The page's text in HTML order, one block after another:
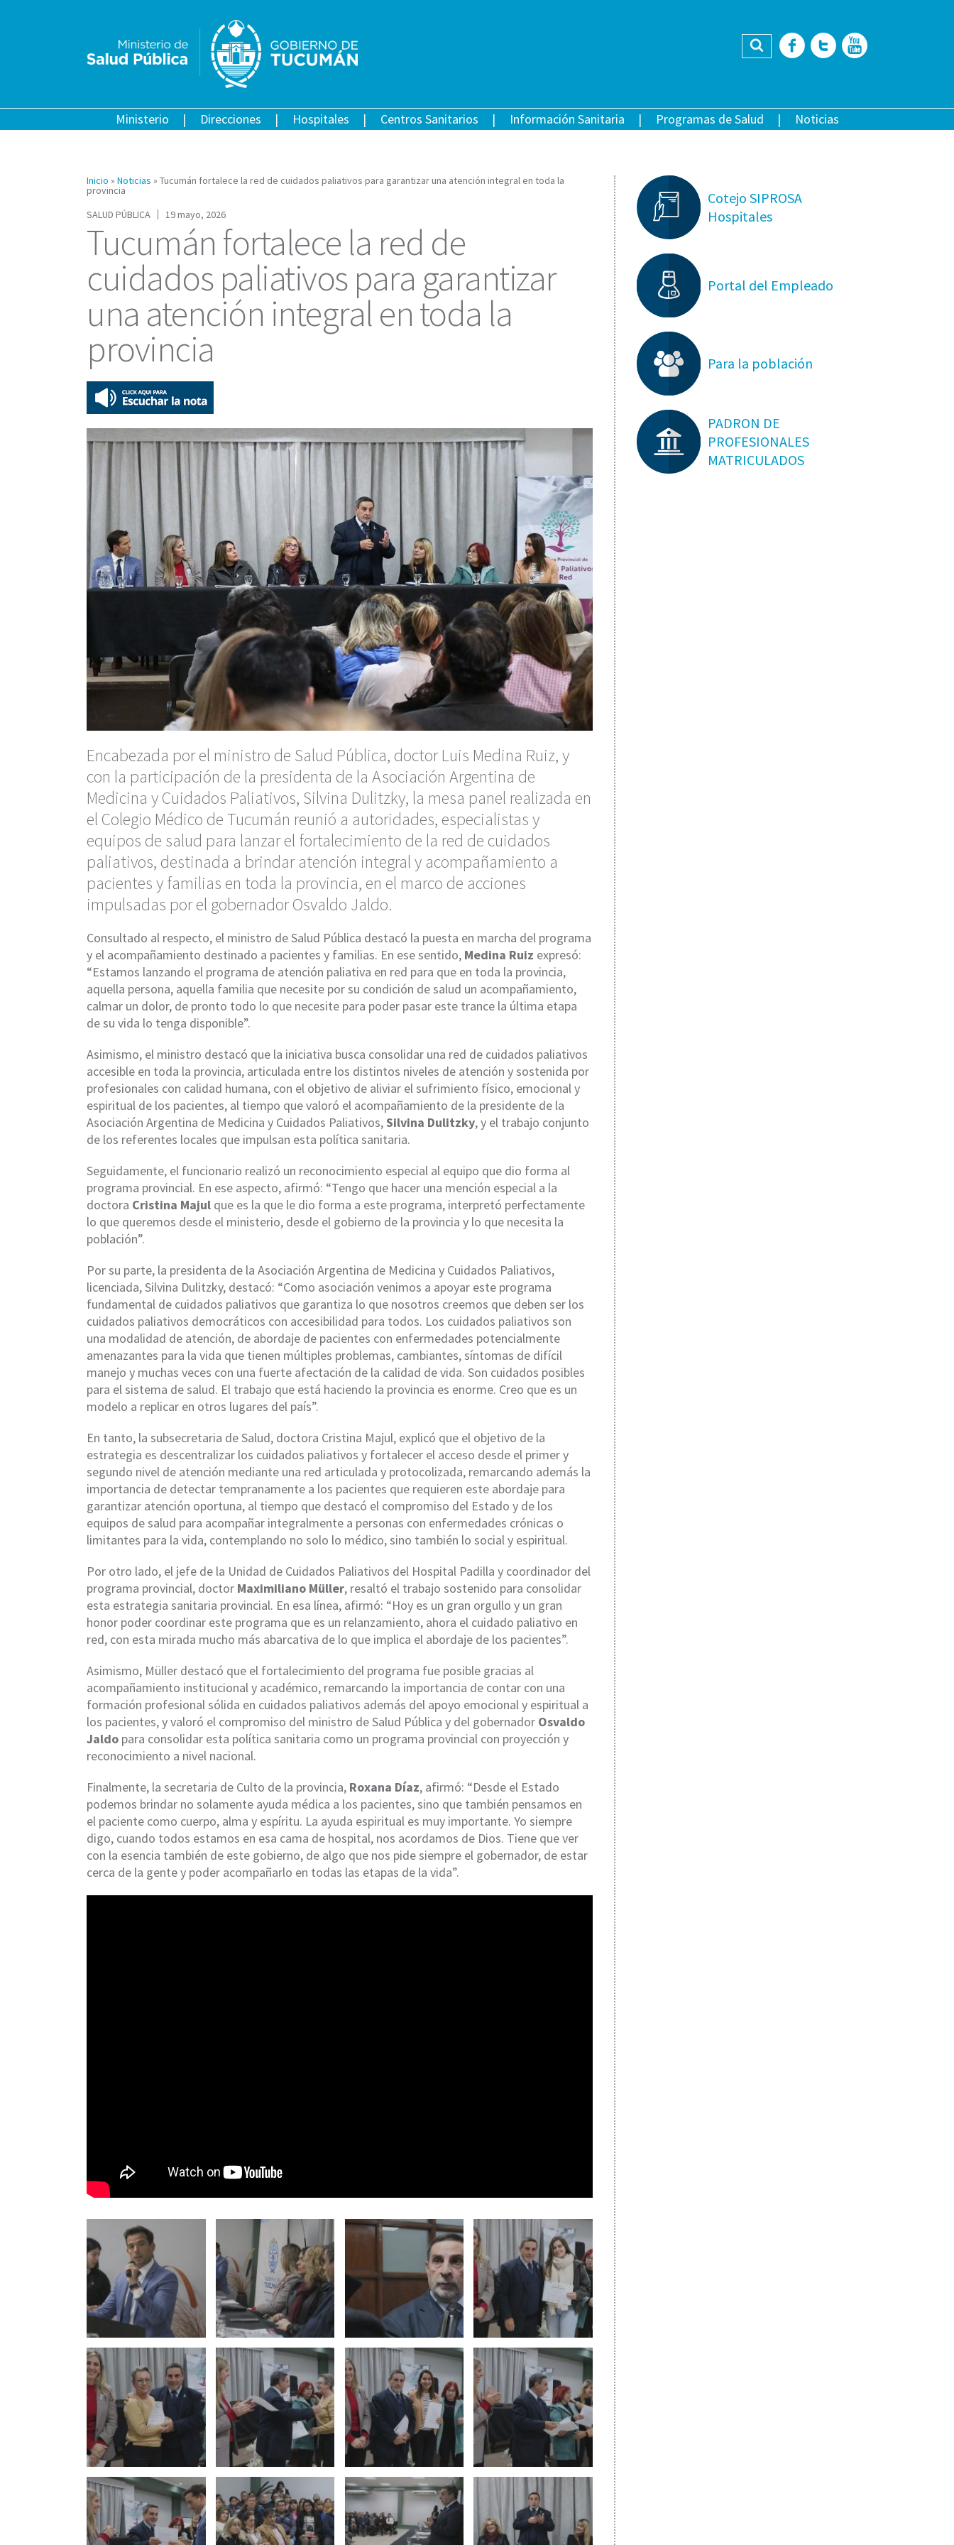
Buscar Facebook
Twitter
Ministerio Direcciones Hospitales Centros Sanitarios Información Sanitaria Programas de Salud Noticias
Inicio » Noticias » Tucumán fortalece la red de cuidados paliativos para garantizar una atención integral en toda la
provincia
SALUD PÚBLICA
19 mayo, 2026
Tucumán fortalece la red de
cuidados paliativos para garantizar
una atención integral en toda la
provincia
Encabezada por el ministro de Salud Pública, doctor Luis Medina Ruiz, y
con la participación de la presidenta de la Asociación Argentina de
Medicina y Cuidados Paliativos, Silvina Dulitzky, la mesa panel realizada en
el Colegio Médico de Tucumán reunió a autoridades, especialistas y
equipos de salud para lanzar el fortalecimiento de la red de cuidados
paliativos, destinada a brindar atención integral y acompañamiento a
pacientes y familias en toda la provincia, en el marco de acciones
impulsadas por el gobernador Osvaldo Jaldo.
Consultado al respecto, el ministro de Salud Pública destacó la puesta en marcha del programa
y el acompañamiento destinado a pacientes y familias. En ese sentido, Medina Ruiz expresó:
“Estamos lanzando el programa de atención paliativa en red para que en toda la provincia,
aquella persona, aquella familia que necesite por su condición de salud un acompañamiento,
calmar un dolor, de pronto todo lo que necesite para poder pasar este trance la última etapa
de su vida lo tenga disponible”.
Asimismo, el ministro destacó que la iniciativa busca consolidar una red de cuidados paliativos
accesible en toda la provincia, articulada entre los distintos niveles de atención y sostenida por
profesionales con calidad humana, con el objetivo de aliviar el sufrimiento físico, emocional y
espiritual de los pacientes, al tiempo que valoró el acompañamiento de la presidente de la
Asociación Argentina de Medicina y Cuidados Paliativos,Silvina Dulitzky, y el trabajo conjunto
de los referentes locales que impulsan esta política sanitaria.
Seguidamente, el funcionario realizó un reconocimiento especial al equipo que dio forma al
programa provincial. En ese aspecto, afirmó: “Tengo que hacer una mención especial a la
doctora Cristina Majul que es la que le dio forma a este programa, interpretó perfectamente
lo que queremos desde el ministerio, desde el gobierno de la provincia y lo que necesita la
población”.
Por su parte, la presidenta de la Asociación Argentina de Medicina y Cuidados Paliativos,
licenciada, Silvina Dulitzky, destacó: “Como asociación venimos a apoyar este programa
fundamental de cuidados paliativos que garantiza lo que nosotros creemos que deben ser los
cuidados paliativos democráticos con accesibilidad para todos. Los cuidados paliativos son
una modalidad de atención, de abordaje de pacientes con enfermedades potencialmente
amenazantes para la vida que tienen múltiples problemas, cambiantes, síntomas de difícil
manejo y muchas veces con una fuerte afectación de la calidad de vida. Son cuidados posibles
para el sistema de salud. El trabajo que está haciendo la provincia es enorme. Creo que es un
modelo a replicar en otros lugares del país”.
En tanto, la subsecretaria de Salud, doctora Cristina Majul, explicó que el objetivo de la
estrategia es descentralizar los cuidados paliativos y fortalecer el acceso desde el primer y
segundo nivel de atención mediante una red articulada y protocolizada, remarcando además la
importancia de detectar tempranamente a los pacientes que requieren este abordaje para
garantizar atención oportuna, al tiempo que destacó el compromiso del Estado y de los
equipos de salud para acompañar integralmente a personas con enfermedades crónicas o
limitantes para la vida, contemplando no solo lo médico, sino también lo social y espiritual.
Por otro lado, el jefe de la Unidad de Cuidados Paliativos del Hospital Padilla y coordinador del
programa provincial, doctor Maximiliano Müller, resaltó el trabajo sostenido para consolidar
esta estrategia sanitaria provincial. En esa línea, afirmó: “Hoy es un gran orgullo y un gran
honor poder coordinar este programa que es un relanzamiento, ahora el cuidado paliativo en
red, con esta mirada mucho más abarcativa de lo que implica el abordaje de los pacientes”.
Asimismo, Müller destacó que el fortalecimiento del programa fue posible gracias al
acompañamiento institucional y académico, remarcando la importancia de contar con una
formación profesional sólida en cuidados paliativos además del apoyo emocional y espiritual a
los pacientes, y valoró el compromiso del ministro de Salud Pública y del gobernador Osvaldo
Jaldo para consolidar esta política sanitaria como un programa provincial con proyección y
reconocimiento a nivel nacional.
Finalmente, la secretaria de Culto de la provincia, Roxana Díaz, afirmó: “Desde el Estado
podemos brindar no solamente ayuda médica a los pacientes, sino que también pensamos en
el paciente como cuerpo, alma y espíritu. La ayuda espiritual es muy importante. Yo siempre
digo, cuando todos estamos en esa cama de hospital, nos acordamos de Dios. Tiene que ver
con la esencia también de este gobierno, de algo que nos pide siempre el gobernador, de estar
cerca de la gente y poder acompañarlo en todas las etapas de la vida”.
Cotejo SIPROSA
Hospitales
Portal del Empleado
Para la población
PADRON DE
PROFESIONALES
MATRICULADOS